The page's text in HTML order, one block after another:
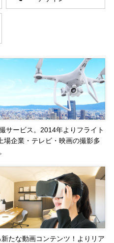
サービス。2014年よりフライト
場企業・テレビ・映画の撮影多
たな動画コンテンツ！よりリア